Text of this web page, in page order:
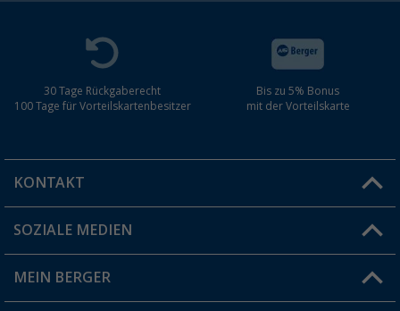
30 Tage Rückgaberecht
100 Tage für Vorteilskartenbesitzer
Bis zu 5% Bonus
mit der Vorteilskarte
KONTAKT
Du hast eine Frage?
Filiale finden
SOZIALE MEDIEN
MEIN BERGER